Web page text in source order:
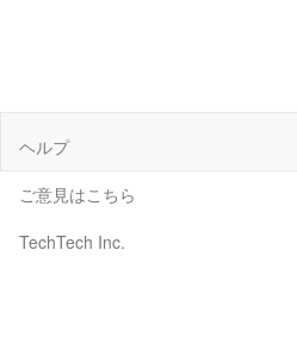
ヘルプ
ご意見はこちら
TechTech Inc.